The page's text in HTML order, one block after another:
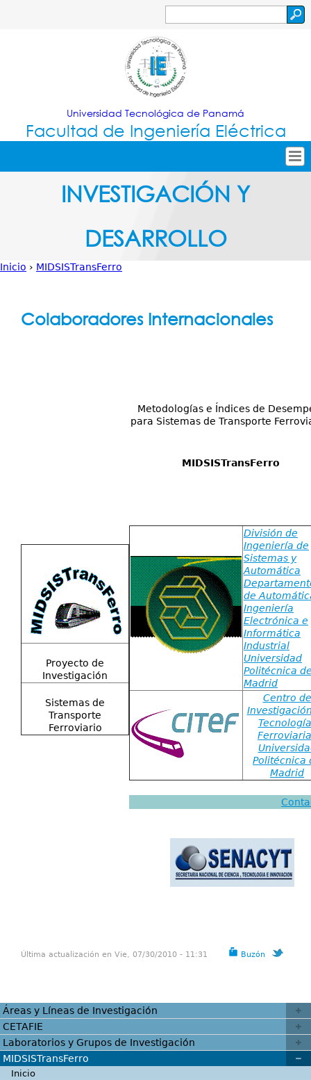
Jump to navigation
de
búsqueda
Universidad Tecnológica de Panamá
Facultad de Ingeniería Eléctrica
Inicio
Oferta Académica
Secretarías
Servicios
INVESTIGACIÓN Y
DESARROLLO
está
Inicio › MIDSISTransFerro
Colaboradores Internacionales
Proyecto de
Investigación
Sistemas de
Transporte
Ferroviario
Metodologías e Índices de
para Sistemas de Transporte
MIDSISTransFerro
División de
Ingeniería de
Sistemas y
Automática
de
Ingeniería
Electrónica e
Informática
Industrial
Universidad
Politécnica
Madrid
Centro de
Politécnica
Madrid
Buzón
Última actualización en Vie, 07/30/2010 - 11:31
Áreas y Líneas de Investigación
CETAFIE
Laboratorios y Grupos de Investigación
MIDSISTransFerro
Inicio